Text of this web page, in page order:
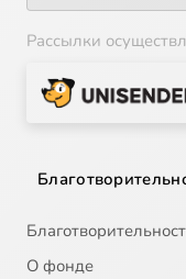
Рассылки
О фонде